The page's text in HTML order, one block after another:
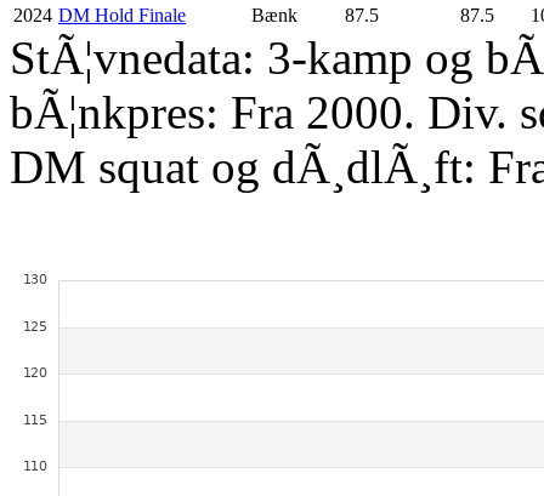
2024 DM Hold Finale Bænk 87.5 87.5
StÃ¦vnedata: 3-kamp og
bÃ¦nkpres: Fra 2000. Div.
DM squat og dÃ¸dlÃ¸ft: